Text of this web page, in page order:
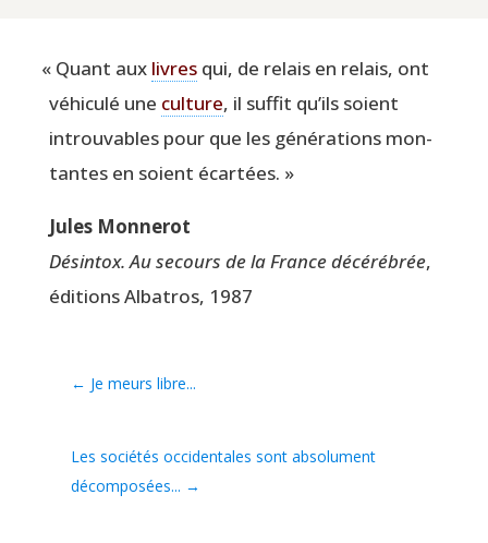
« Quant aux livres qui, de relais en relais, ont
véhi­cu­lé une culture, il suf­fit qu’ils soient
introu­vables pour que les géné­ra­tions mon­
tantes en soient écartées. »
Jules Mon­ne­rot
Dés­in­tox. Au secours de la France décé­ré­brée,
édi­tions Alba­tros, 1987
← Je meurs libre...
Les sociétés occidentales sont absolument
décomposées... →